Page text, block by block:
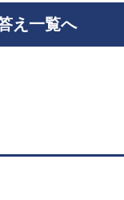
え一覧へ